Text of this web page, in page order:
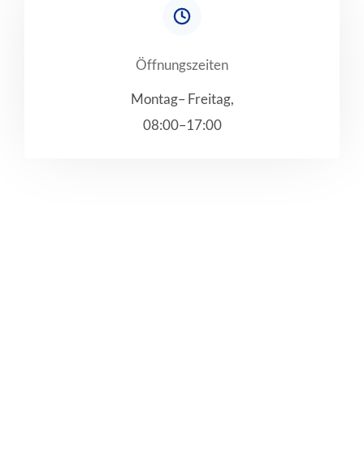
Öffnungszeiten
Montag– Freitag,
08:00–17:00